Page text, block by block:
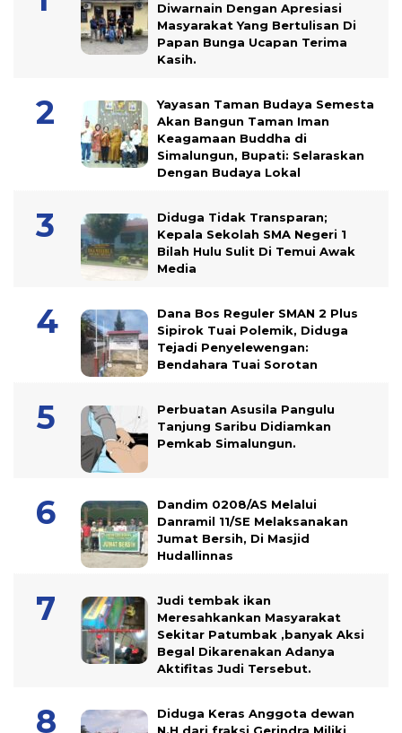
Diwarnain Dengan Apresiasi
Masyarakat Yang Bertulisan Di
Papan Bunga Ucapan Terima
Kasih.
Yayasan Taman Budaya Semesta
Akan Bangun Taman Iman
Keagamaan Buddha di
Simalungun, Bupati: Selaraskan
Dengan Budaya Lokal
Diduga Tidak Transparan;
Kepala Sekolah SMA Negeri 1
Bilah Hulu Sulit Di Temui Awak
Media
Dana Bos Reguler SMAN 2 Plus
Sipirok Tuai Polemik, Diduga
Tejadi Penyelewengan:
Bendahara Tuai Sorotan
Perbuatan Asusila Pangulu
Tanjung Saribu Didiamkan
Pemkab Simalungun.
Dandim 0208/AS Melalui
Danramil 11/SE Melaksanakan
Jumat Bersih, Di Masjid
Hudallinnas
Judi tembak ikan
Meresahkankan Masyarakat
Sekitar Patumbak ,banyak Aksi
Begal Dikarenakan Adanya
Aktifitas Judi Tersebut.
Diduga Keras Anggota dewan